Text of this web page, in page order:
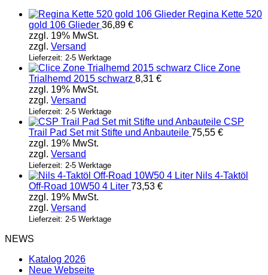
Regina Kette 520
gold 106 Glieder 36,89 €
zzgl. 19% MwSt.
zzgl. Versand
Lieferzeit: 2-5 Werktage
Clice Zone
Trialhemd 2015 schwarz 8,31 €
zzgl. 19% MwSt.
zzgl. Versand
Lieferzeit: 2-5 Werktage
CSP
Trail Pad Set mit Stifte und Anbauteile 75,55 €
zzgl. 19% MwSt.
zzgl. Versand
Lieferzeit: 2-5 Werktage
Nils 4-Taktöl
Off-Road 10W50 4 Liter 73,53 €
zzgl. 19% MwSt.
zzgl. Versand
Lieferzeit: 2-5 Werktage
NEWS
Katalog 2026
Neue Webseite